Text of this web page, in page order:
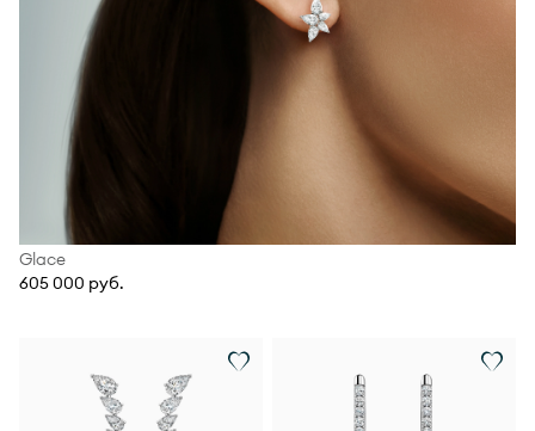
Glace
605 000 руб.